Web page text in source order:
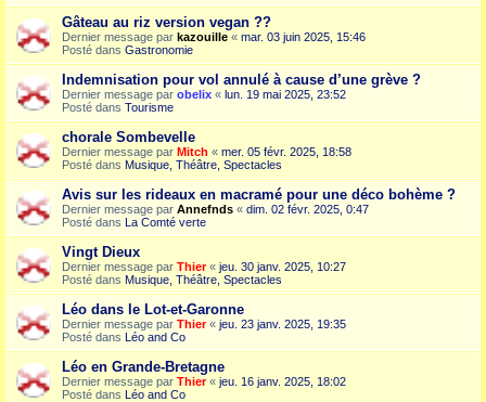
Gâteau au riz version vegan ??
Dernier message par kazouille « mar. 03 juin 2025, 15:46
Posté dans Gastronomie
Indemnisation pour vol annulé à cause d’une grève ?
Dernier message par obelix « lun. 19 mai 2025, 23:52
Posté dans Tourisme
chorale Sombevelle
Dernier message par Mitch « mer. 05 févr. 2025, 18:58
Posté dans Musique, Théâtre, Spectacles
Avis sur les rideaux en macramé pour une déco bohème ?
Dernier message par Annefnds « dim. 02 févr. 2025, 0:47
Posté dans La Comté verte
Vingt Dieux
Dernier message par Thier« jeu. 30 janv. 2025, 10:27
Posté dans Musique, Théâtre, Spectacles
Léo dans le Lot-et-Garonne
Dernier message par Thier« jeu. 23 janv. 2025, 19:35
Posté dans Léo and Co
Léo en Grande-Bretagne
Dernier message par Thier« jeu. 16 janv. 2025, 18:02
Posté dans Léo and Co